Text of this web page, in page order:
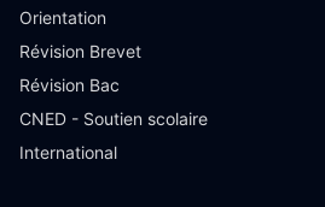
Orientation
Révision Brevet
Révision Bac
CNED - Soutien scolaire
International